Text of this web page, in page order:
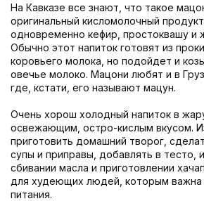
На Кавказе все знают, что такое
оригинальный кисломолочный
одновременно кефир, простоквашу и
Обычно этот напиток готовят из
коровьего молока, но подойдет и
овечье молоко. Мацони любят и в
где, кстати, его называют мацун.
Очень хорош холодный напиток в
освежающим, остро-кислым вкусом.
приготовить домашний творог,
супы и приправы, добавлять в тесто,
сбивании масла и приготовлении
для худеющих людей, которым важна
питания.